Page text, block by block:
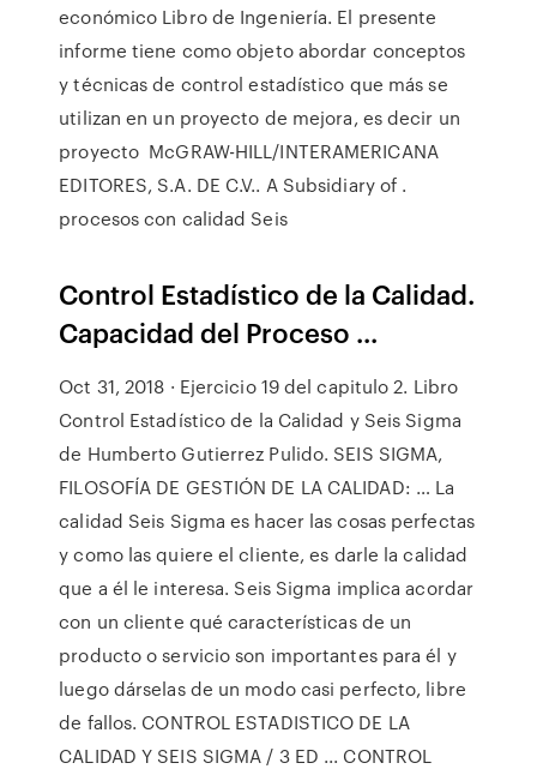
económico Libro de Ingeniería. El presente
informe tiene como objeto abordar conceptos
y técnicas de control estadístico que más se
utilizan en un proyecto de mejora, es decir un
proyecto McGRAW-HILL/INTERAMERICANA
EDITORES, S.A. DE C.V.. A Subsidiary of .
procesos con calidad Seis
Control Estadístico de la Calidad.
Capacidad del Proceso ...
Oct 31, 2018 · Ejercicio 19 del capitulo 2. Libro
Control Estadístico de la Calidad y Seis Sigma
de Humberto Gutierrez Pulido. SEIS SIGMA,
FILOSOFÍA DE GESTIÓN DE LA CALIDAD: … La
calidad Seis Sigma es hacer las cosas perfectas
y como las quiere el cliente, es darle la calidad
que a él le interesa. Seis Sigma implica acordar
con un cliente qué características de un
producto o servicio son importantes para él y
luego dárselas de un modo casi perfecto, libre
de fallos. CONTROL ESTADISTICO DE LA
CALIDAD Y SEIS SIGMA / 3 ED ... CONTROL